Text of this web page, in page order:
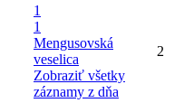
1
1
Mengusovská
veselica
Zobraziť všetky
záznamy z dňa
2